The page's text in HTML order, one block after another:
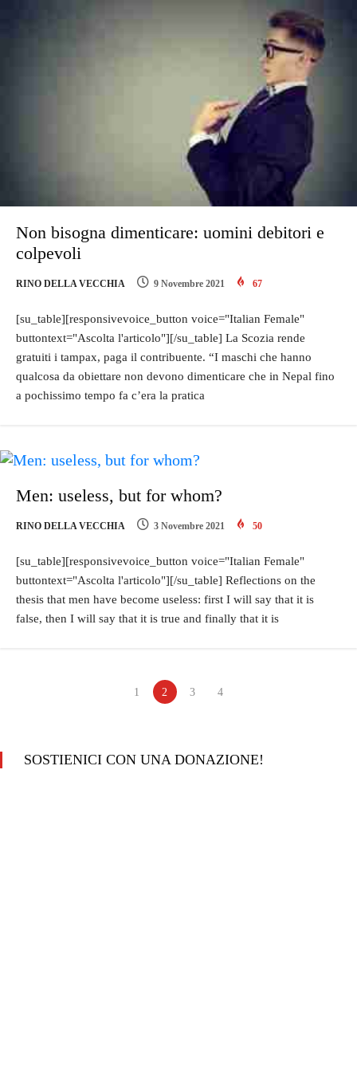
Non bisogna dimenticare: uomini debitori e
colpevoli
RINO DELLA VECCHIA 9 Novembre 2021 67
[su_table][responsivevoice_button voice="Italian Female"
buttontext="Ascolta l'articolo"][/su_table] La Scozia rende
gratuiti i tampax, paga il contribuente. “I maschi che hanno
qualcosa da obiettare non devono dimenticare che in Nepal fino
a pochissimo tempo fa c’era la pratica
Men: useless, but for whom?
RINO DELLA VECCHIA 3 Novembre 2021 50
[su_table][responsivevoice_button voice="Italian Female"
buttontext="Ascolta l'articolo"][/su_table] Reflections on the
thesis that men have become useless: first I will say that it is
false, then I will say that it is true and finally that it is
1 2 3 4
SOSTIENICI CON UNA DONAZIONE!